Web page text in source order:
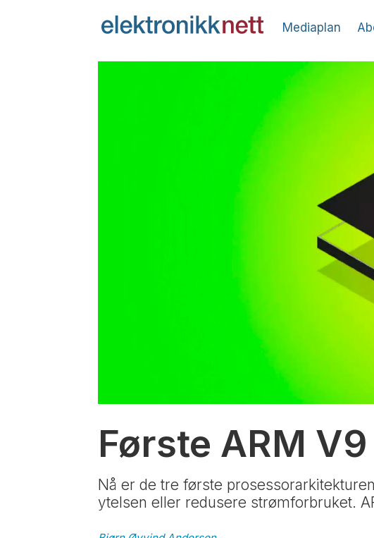
Mediaplan
Første ARM
Nå er de tre første
ytelsen eller redusere strømforbruket.